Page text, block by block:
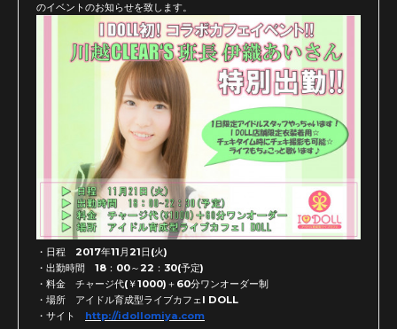
のイベントのお知らせを致します。
・日程 2017年11月21日(火)
・出勤時間 18：00～22：30(予定)
・料金 チャージ代(￥1000)＋60分ワンオーダー制
・場所 アイドル育成型ライブカフェI DOLL
・サイト http://idollomiya.com